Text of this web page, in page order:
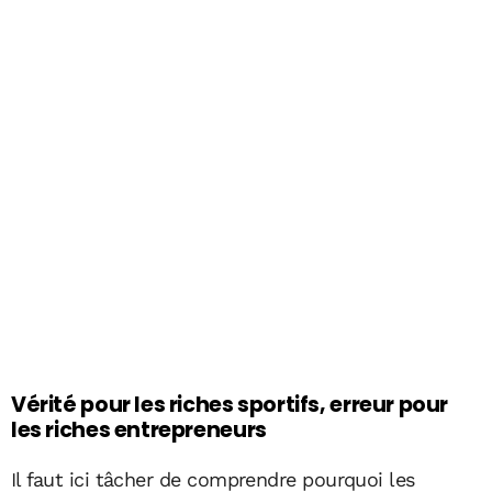
Vérité pour les riches sportifs, erreur pour
les riches entrepreneurs
Il faut ici tâcher de comprendre pourquoi les